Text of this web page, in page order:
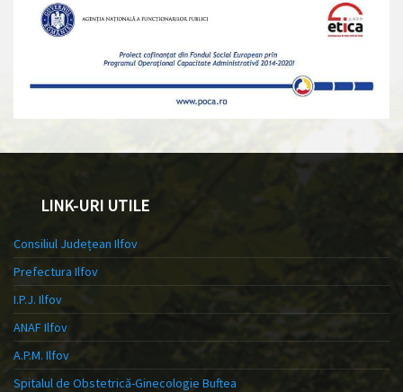
LINK-URI UTILE
Consiliul Județean Ilfov
Prefectura Ilfov
I.P.J. Ilfov
ANAF Ilfov
A.P.M. Ilfov
Spitalul de Obstetrică-Ginecologie Buftea